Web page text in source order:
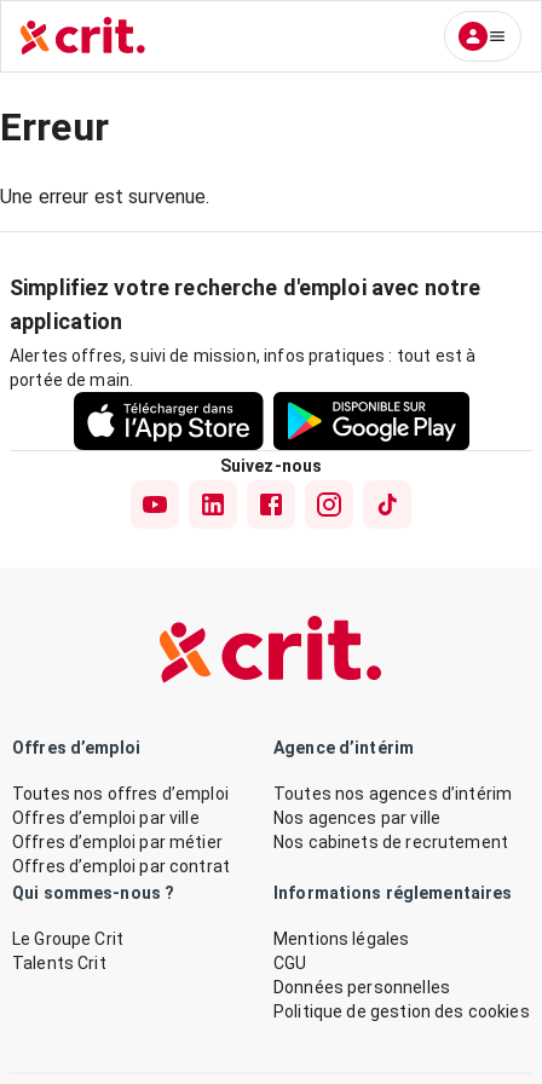
Erreur
Une erreur est survenue.
Simplifiez votre recherche d'emploi avec notre
application
Alertes offres, suivi de mission, infos pratiques : tout est à
portée de main.
Suivez-nous
Offres d’emploi
Toutes nos offres d’emploi
Offres d’emploi par ville
Offres d’emploi par métier
Offres d’emploi par contrat
Agence d’intérim
Toutes nos agences d’intérim
Nos agences par ville
Nos cabinets de recrutement
Qui sommes-nous ?
Le Groupe Crit
Talents Crit
Informations réglementaires
Mentions légales
CGU
Données personnelles
Politique de gestion des cookies